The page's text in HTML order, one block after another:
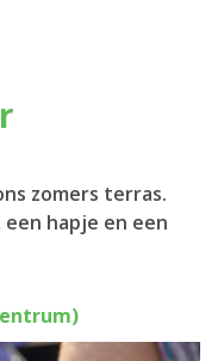
zomers terras.
hapje en een